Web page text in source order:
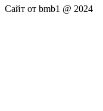
Сайт от bmb1 @ 2024